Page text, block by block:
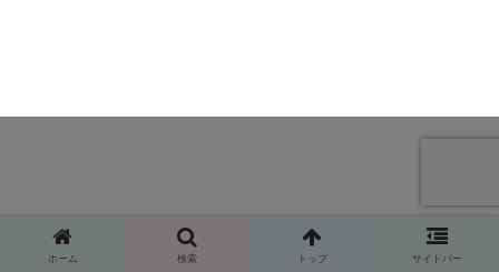
ホーム 検索 トップ サイドバー